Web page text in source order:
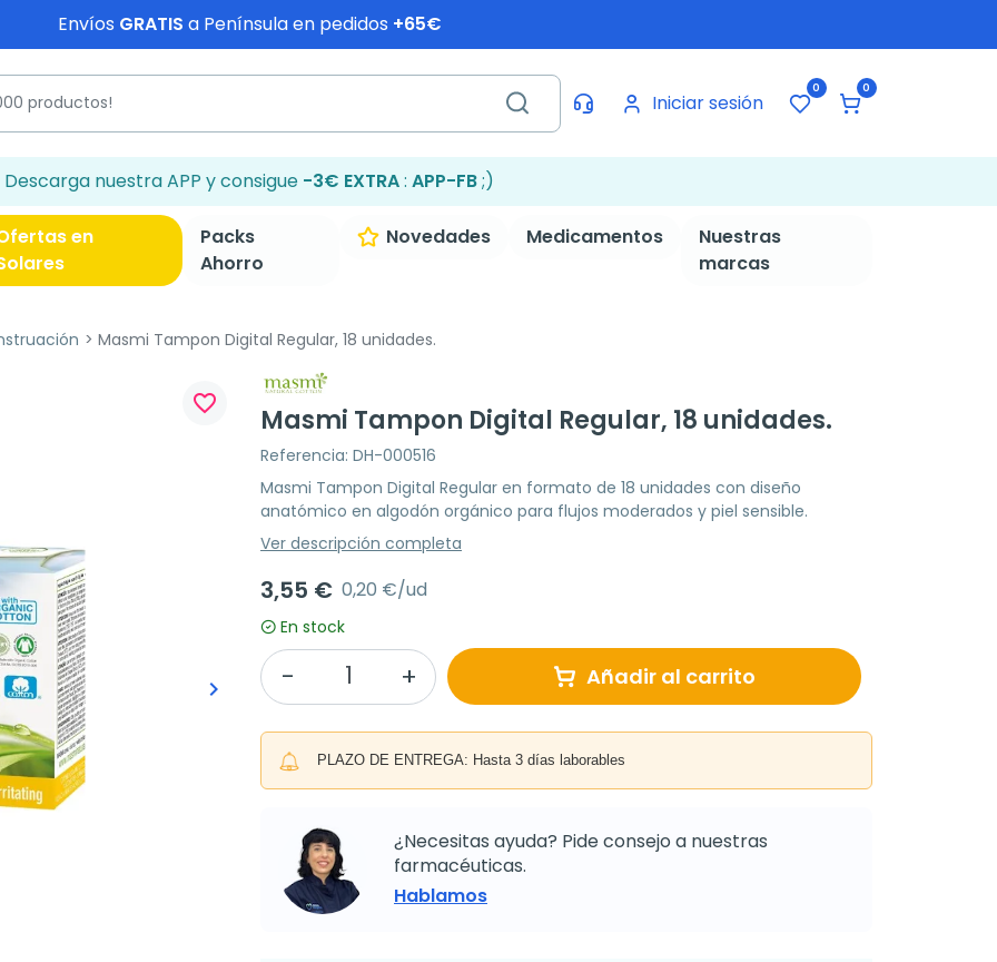
Envíos GRATIS a Península en pedidos +65€
Iniciar sesión
0 0
Descarga nuestra APP y consigue -3€ EXTRA: APP-FB;)
en
Packs
Ahorro
Novedades Medicamentos
Nuestras
marcas
Masmi Tampon Digital Regular, 18 unidades.
Siguiente
keyboard_arrow_right
favorite_border
Masmi Tampon Digital Regular, 18 unidades.
Referencia: DH-000516
Masmi Tampon Digital Regular en formato de 18 unidades con diseño
anatómico en algodón orgánico para flujos moderados y piel sensible.
Ver descripción completa
3,55 € 0,20 €/ud
En stock
Añadir al carrito
PLAZO DE ENTREGA: Hasta 3 días laborables
¿Necesitas ayuda? Pide consejo a nuestras
farmacéuticas.
Hablamos